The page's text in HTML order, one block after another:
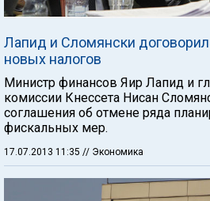
Лапид и Сломянски
новых налогов
Министр финансов Яир Лапид и
комиссии Кнессета Нисан
соглашения об отмене ряда
фискальных мер.
17.07.2013 11:35 // Экономика